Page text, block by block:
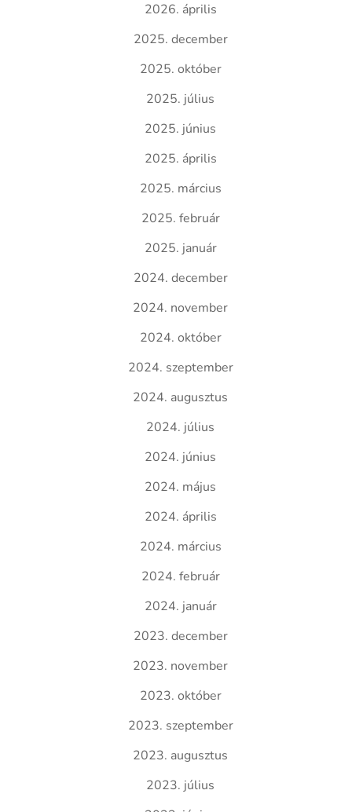
2026. április
2025. december
2025. október
2025. július
2025. június
2025. április
2025. március
2025. február
2025. január
2024. december
2024. november
2024. október
2024. szeptember
2024. augusztus
2024. július
2024. június
2024. május
2024. április
2024. március
2024. február
2024. január
2023. december
2023. november
2023. október
2023. szeptember
2023. augusztus
2023. július